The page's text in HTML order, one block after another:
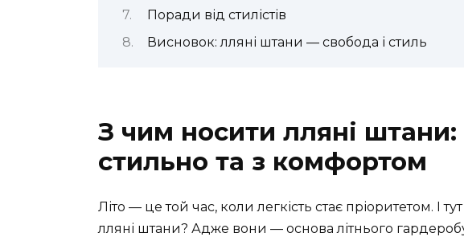
Поради від стилістів
Висновок: лляні штани — свобода і стиль
З чим носити лляні штани:
стильно та з комфортом
Літо — це той час, коли легкість стає пріоритетом. І
лляні штани? Адже вони — основа літнього